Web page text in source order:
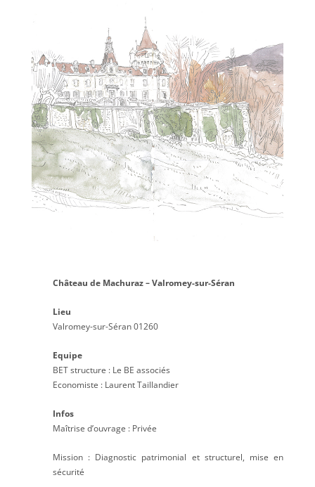
Château de Machuraz – Valromey-sur-Séran
Lieu
Valromey-sur-Séran 01260
Equipe
BET structure : Le BE associés
Economiste : Laurent Taillandier
Infos
Maîtrise d’ouvrage : Privée
Mission : Diagnostic patrimonial et structurel, mise en
sécurité